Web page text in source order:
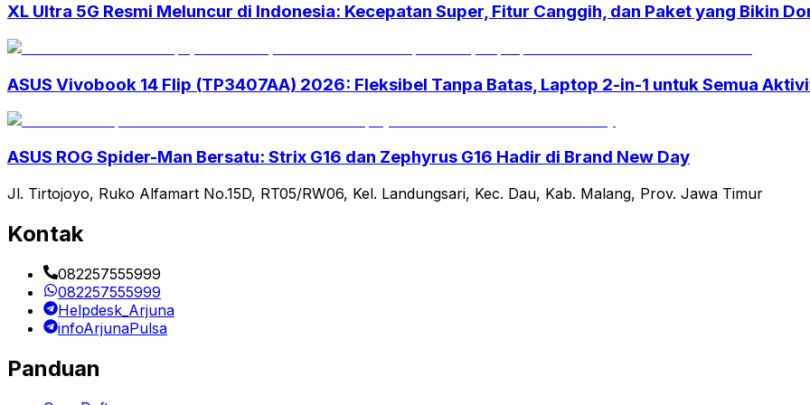
XL Ultra 5G Resmi Meluncur di Indonesia: Kecepatan Super, Fitur Canggih, dan Paket yang Bikin
ASUS Vivobook 14 Flip (TP3407AA) 2026: Fleksibel Tanpa Batas, Laptop 2-in-1 untuk Semua
ASUS ROG Spider-Man Bersatu: Strix G16 dan Zephyrus G16 Hadir di Brand New Day
Jl. Tirtojoyo, Ruko Alfamart No.15D, RT05/RW06, Kel. Landungsari, Kec. Dau, Kab. Malang, Prov. Jawa Timur
Kontak
082257555999
082257555999
Helpdesk_Arjuna
infoArjunaPulsa
Panduan